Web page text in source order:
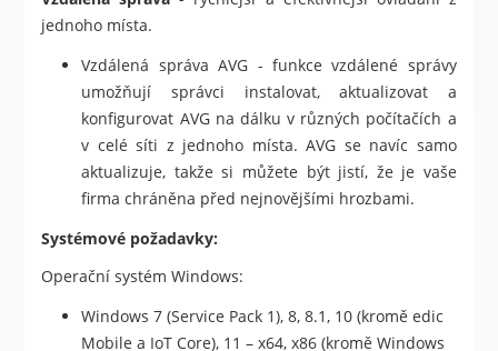
jednoho místa.
Vzdálená správa AVG - funkce vzdálené správy
umožňují správci instalovat, aktualizovat a
konfigurovat AVG na dálku v různých počítačích a
v celé síti z jednoho místa. AVG se navíc samo
aktualizuje, takže si můžete být jistí, že je vaše
firma chráněna před nejnovějšími hrozbami.
Systémové požadavky:
Operační systém Windows:
Windows 7 (Service Pack 1), 8, 8.1, 10 (kromě edic
Mobile a IoT Core), 11 – x64, x86 (kromě Windows